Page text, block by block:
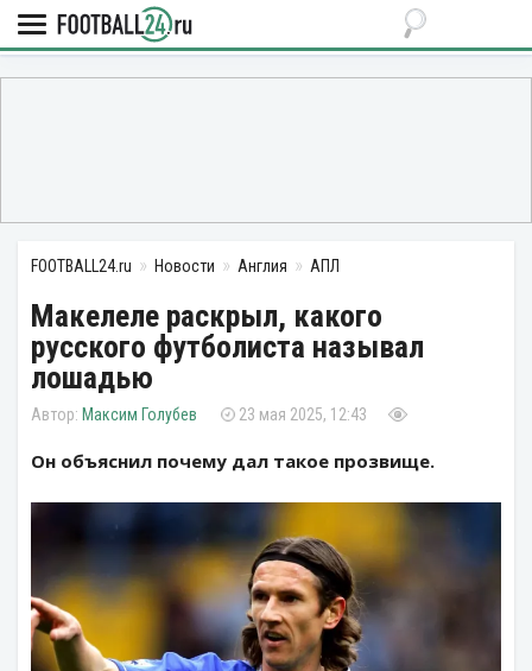
FOOTBALL24.ru Новости Англия АПЛ
Макелеле раскрыл, какого
русского футболиста называл
лошадью
Максим Голубев 23 мая 2025, 12:43
Он объяснил почему дал такое прозвище.